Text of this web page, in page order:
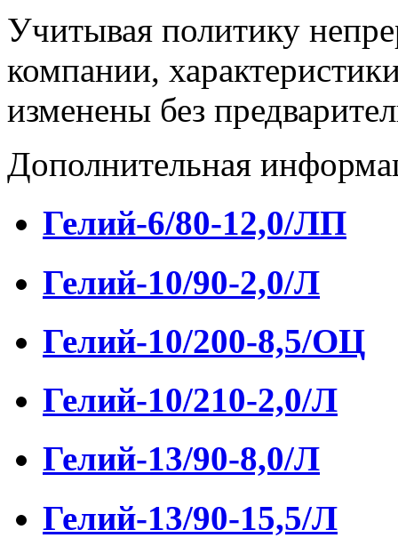
Учитывая политику
компании,
изменены без
Дополнительная
Гелий-6/80-12,0/ЛП
Гелий-10/90-2,0/Л
Гелий-10/200-8,5/ОЦ
Гелий-10/210-2,0/Л
Гелий-13/90-8,0/Л
Гелий-13/90-15,5/Л